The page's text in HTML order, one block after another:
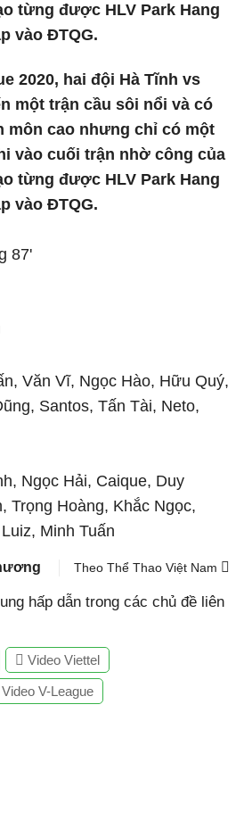
từng được HLV Park Hang
vào ĐTQG.
2020, hai đội Hà Tĩnh vs
một trận cầu sôi nổi và có
môn cao nhưng chỉ có một
vào cuối trận nhờ công của
từng được HLV Park Hang
vào ĐTQG.
87'
Văn Vĩ, Ngọc Hào, Hữu Quý,
Santos, Tấn Tài, Neto,
Ngọc Hải, Caique, Duy
Hoàng, Khắc Ngọc,
Minh Tuấn
Theo Thể Thao Việt Nam
hấp dẫn trong các chủ đề liên
Video Viettel
Video V-League